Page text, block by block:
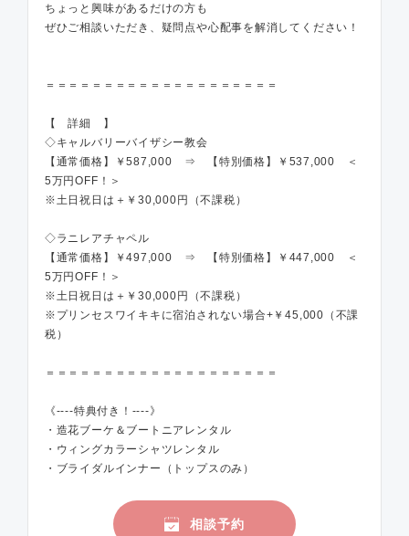
ちょっと興味があるだけの方も
ぜひご相談いただき、疑問点や心配事を解消してください！
＝＝＝＝＝＝＝＝＝＝＝＝＝＝＝＝＝＝＝＝
【 詳細 】
◇キャルバリーバイザシー教会
【通常価格】￥587,000 ⇒ 【特別価格】￥537,000 ＜
5万円OFF！＞
※土日祝日は＋￥30,000円（不課税）
◇ラニレアチャペル
【通常価格】￥497,000 ⇒ 【特別価格】￥447,000 ＜
5万円OFF！＞
※土日祝日は＋￥30,000円（不課税）
※プリンセスワイキキに宿泊されない場合+￥45,000（不課
税）
＝＝＝＝＝＝＝＝＝＝＝＝＝＝＝＝＝＝＝＝
《----特典付き！----》
・造花ブーケ＆ブートニアレンタル
・ウィングカラーシャツレンタル
・ブライダルインナー（トップスのみ）
相談予約